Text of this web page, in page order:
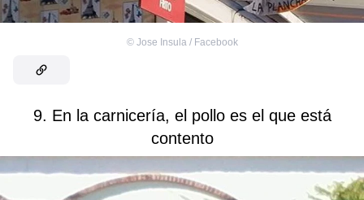
© Jose Insula‎ / Facebook
9. En la carnicería, el pollo es el que está
contento